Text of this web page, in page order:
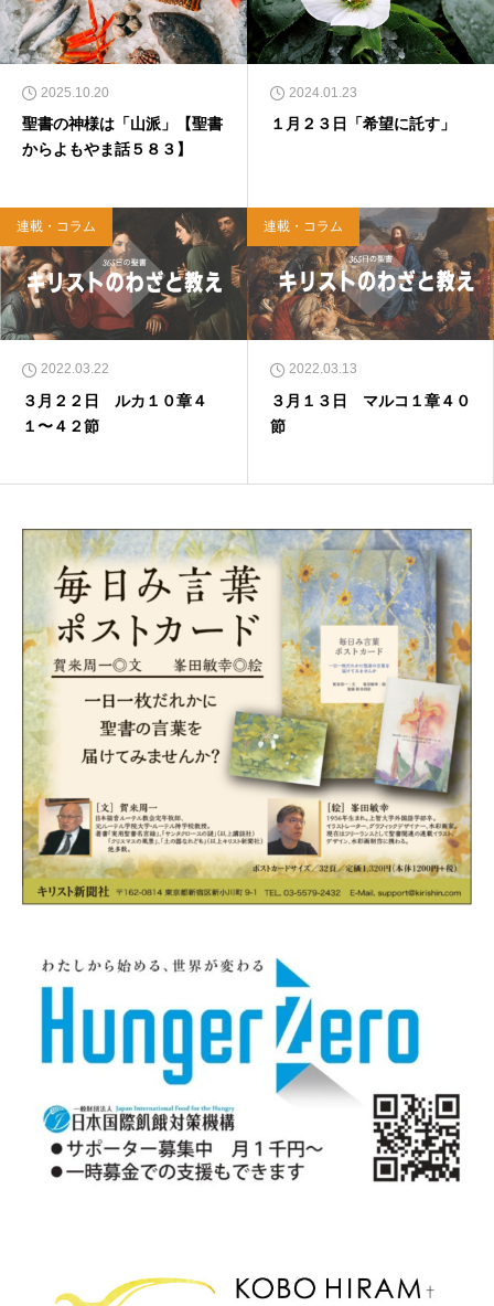
2025.10.20
聖書の神様は「山派」【聖書
からよもやま話５８３】
2024.01.23
１月２３日「希望に託す」
連載・コラム
2022.03.22
３月２２日 ルカ１０章４
１〜４２節
連載・コラム
2022.03.13
３月１３日 マルコ１章４０
節